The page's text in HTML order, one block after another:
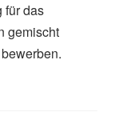
für das
gemischt